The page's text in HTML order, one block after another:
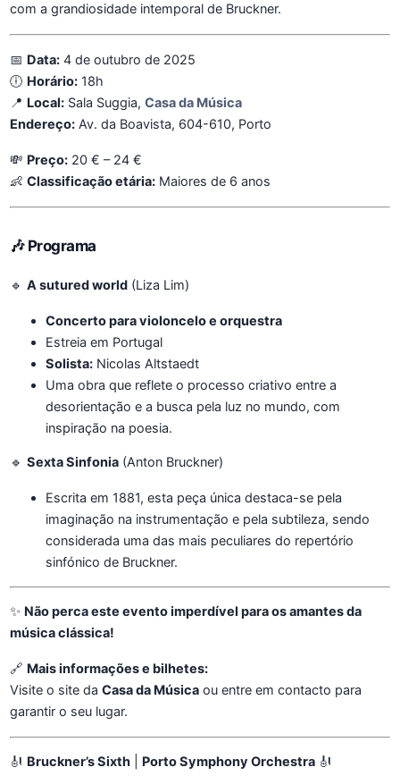
com a grandiosidade intemporal de Bruckner.
📅 Data: 4 de outubro de 2025
🕕 Horário: 18h
📍 Local: Sala Suggia, Casa da Música
Endereço: Av. da Boavista, 604-610, Porto
💸 Preço: 20 € – 24 €
👶 Classificação etária: Maiores de 6 anos
🎶 Programa
🔹 A sutured world (Liza Lim)
Concerto para violoncelo e orquestra
Estreia em Portugal
Solista: Nicolas Altstaedt
Uma obra que reflete o processo criativo entre a
desorientação e a busca pela luz no mundo, com
inspiração na poesia.
🔹 Sexta Sinfonia (Anton Bruckner)
Escrita em 1881, esta peça única destaca-se pela
imaginação na instrumentação e pela subtileza, sendo
considerada uma das mais peculiares do repertório
sinfónico de Bruckner.
✨ Não perca este evento imperdível para os amantes da
música clássica!
🔗 Mais informações e bilhetes:
Visite o site da Casa da Música ou entre em contacto para
garantir o seu lugar.
🎻 Bruckner’s Sixth Porto Symphony Orchestra 🎻